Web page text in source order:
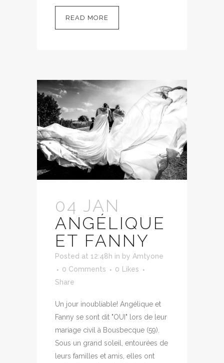
READ MORE
04 JAN
ANGÉLIQUE
ET FANNY
Posted at 12:48h in by Amtyone
0 Comments
0
Likes
Share
Un jour inoubliable! Angélique et
Fanny se sont dit "OUI" lors de leur
mariage civil à Bousbecque (59).
Sous un grand soleil, entourées de
leurs familles et amis, elles ont